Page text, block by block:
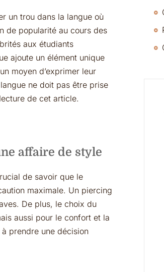
un trou dans la langue où
de popularité au cours des
aux étudiants
ajoute un élément unique
moyen d’exprimer leur
ne doit pas être prise
de cet article.
affaire de style
de savoir que le
maximale. Un piercing
De plus, le choix du
aussi pour le confort et la
prendre une décision